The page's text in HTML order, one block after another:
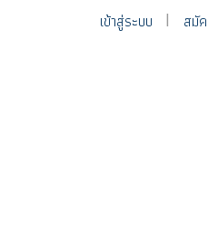
เข้าสู่ระบบ สมั